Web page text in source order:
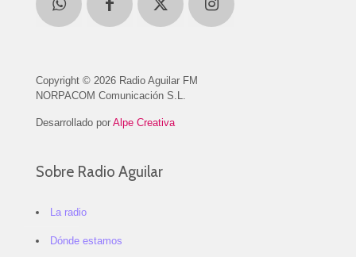
Copyright © 2026 Radio Aguilar FM
NORPACOM Comunicación S.L.
Desarrollado por Alpe Creativa
Sobre Radio Aguilar
La radio
Dónde estamos